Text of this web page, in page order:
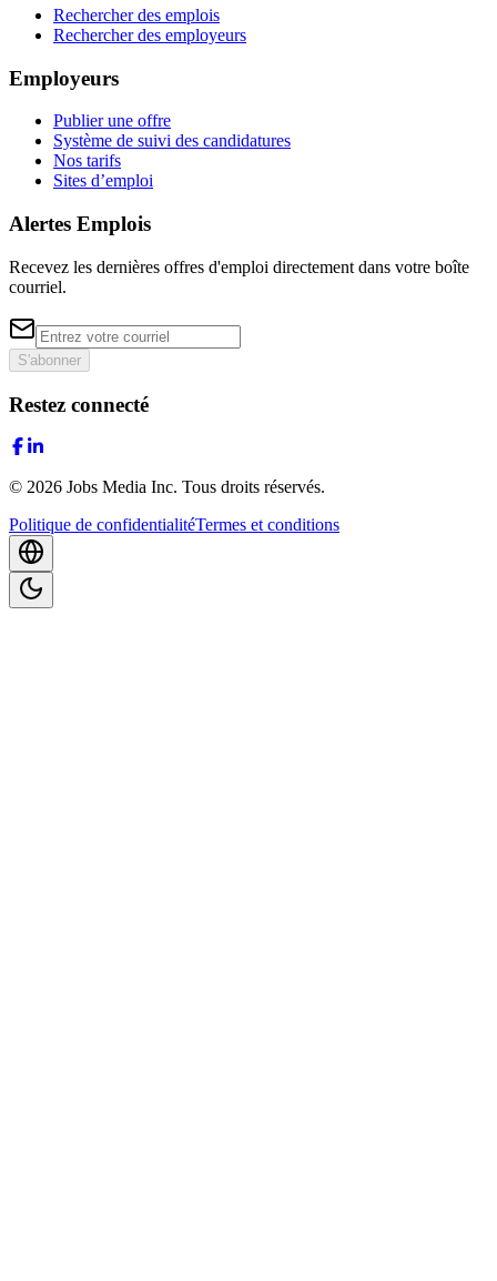
Rechercher des emplois
Rechercher des employeurs
Employeurs
Publier une offre
Système de suivi des candidatures
Nos tarifs
Sites d’emploi
Alertes Emplois
Recevez les dernières offres d'emploi directement dans votre boîte
courriel.
S'abonner
Restez connecté
© 2026 Jobs Media Inc. Tous droits réservés.
Politique de confidentialitéTermes et conditions